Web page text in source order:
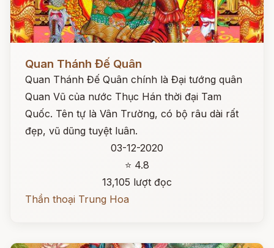
Quan Thánh Đế Quân
Quan Thánh Đế Quân chính là Đại tướng quân
Quan Vũ của nước Thục Hán thời đại Tam
Quốc. Tên tự là Vân Trường, có bộ râu dài rất
đẹp, vũ dũng tuyệt luân.
03-12-2020
⭐ 4.8
13,105 lượt đọc
Thần thoại Trung Hoa